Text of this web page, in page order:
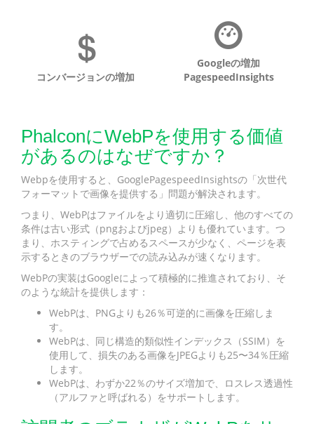
コンバージョンの増加
Googleの増加
PagespeedInsights
PhalconにWebPを使用する価値
があるのはなぜですか？
Webpを使用すると、GooglePagespeedInsightsの「次世代
フォーマットで画像を提供する」問題が解決されます。
つまり、WebPはファイルをより適切に圧縮し、他のすべての
条件は古い形式（pngおよびjpeg）よりも優れています。つ
まり、ホスティングで占めるスペースが少なく、ページを表
示するときのブラウザーでの読み込みが速くなります。
WebPの実装はGoogleによって積極的に推進されており、そ
のような統計を提供します：
WebPは、PNGよりも26％可逆的に画像を圧縮しま
す。
WebPは、同じ構造的類似性インデックス（SSIM）を
使用して、損失のある画像をJPEGよりも25〜34％圧縮
します。
WebPは、わずか22％のサイズ増加で、ロスレス透過性
（アルファと呼ばれる）をサポートします。